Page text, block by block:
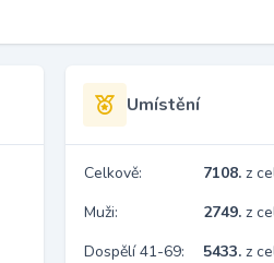
Umístění
Celkově: 7108. z
Muži:
2749. z
Dospělí 41-69:
5433. z